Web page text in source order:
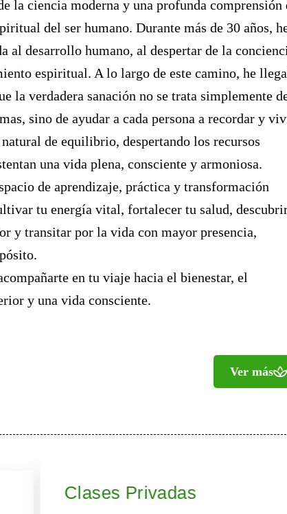
la ciencia moderna y una profunda comprensión
del ser humano. Durante más de 30 años,
al desarrollo humano, al despertar de la
espiritual. A lo largo de este camino, he
la verdadera sanación no se trata simplemente
sino de ayudar a cada persona a recordar y
natural de equilibrio, despertando los recursos
una vida plena, consciente y armoniosa.
de aprendizaje, práctica y transformación
tu energía vital, fortalecer tu salud,
y transitar por la vida con mayor presencia,
en tu viaje hacia el bienestar, el
y una vida consciente.
Ver más
Clases Privadas